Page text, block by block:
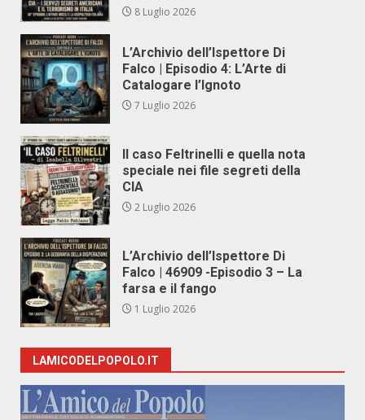
8 Luglio 2026
L’Archivio dell’Ispettore Di
Falco | Episodio 4: L’Arte di
Catalogare l’Ignoto
7 Luglio 2026
Il caso Feltrinelli e quella nota
speciale nei file segreti della
CIA
2 Luglio 2026
L’Archivio dell’Ispettore Di
Falco | 46909 -Episodio 3 – La
farsa e il fango
1 Luglio 2026
LAMICODELPOPOLO.IT